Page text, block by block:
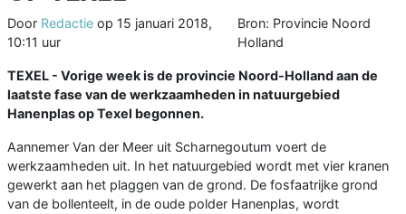
Door Redactie op 15 januari 2018,
10:11 uur
Bron: Provincie Noord
Holland
TEXEL - Vorige week is de provincie Noord-Holland aan de
laatste fase van de werkzaamheden in natuurgebied
Hanenplas op Texel begonnen.
Aannemer Van der Meer uit Scharnegoutum voert de
werkzaamheden uit. In het natuurgebied wordt met vier kranen
gewerkt aan het plaggen van de grond. De fosfaatrijke grond
van de bollenteelt, in de oude polder Hanenplas, wordt